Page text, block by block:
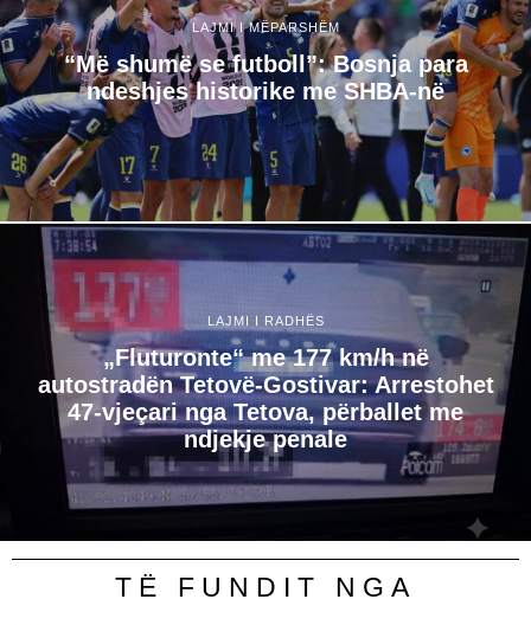
LAJMI I MËPARSHËM
“Më shumë se futboll”: Bosnja para
ndeshjes historike me SHBA-në
LAJMI I RADHËS
„Fluturonte“ me 177 km/h në
autostradën Tetovë-Gostivar: Arrestohet
47-vjeçari nga Tetova, përballet me
ndjekje penale
TË FUNDIT NGA